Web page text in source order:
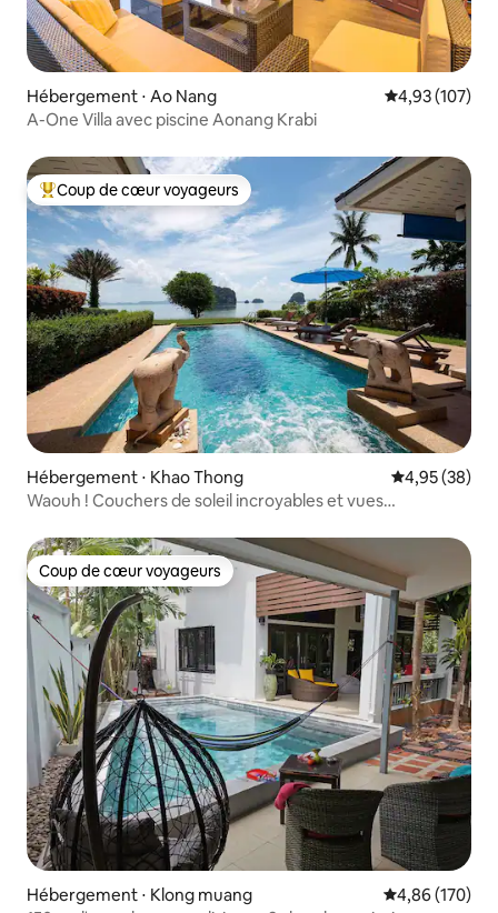
Hébergement ⋅ Ao Nang Évaluation
4,93 (107)
A-One Villa avec piscine Aonang Krabi
Coups de cœur voyageurs les plus appréciés
Coup de cœur voyageurs
Hébergement ⋅ Khao Thong Évaluation
4,95 (38)
Waouh ! Couchers de soleil incroyables et vues
Coup de cœur voyageurs
Coup de cœur voyageurs
Hébergement ⋅ Klong muang Évaluation
4,86 (170)